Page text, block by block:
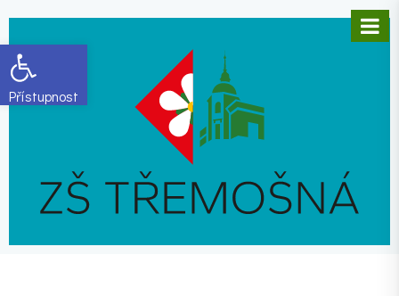
Open toolbar